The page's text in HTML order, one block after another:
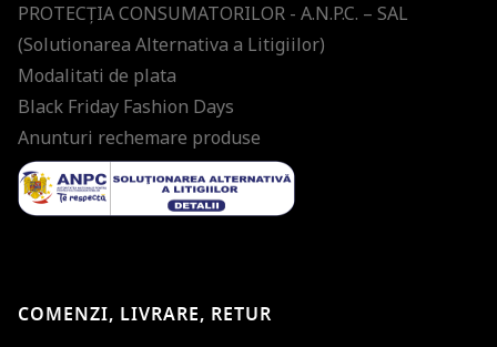
PROTECŢIA CONSUMATORILOR - A.N.P.C. – SAL
(Solutionarea Alternativa a Litigiilor)
Modalitati de plata
Black Friday Fashion Days
Anunturi rechemare produse
COMENZI, LIVRARE, RETUR